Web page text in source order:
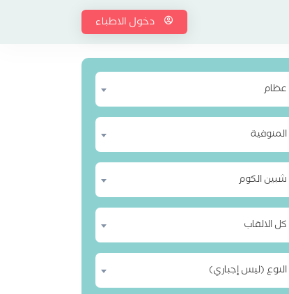
دخول الاطباء
عظام
المنوفية
شبين الكوم
كل الالقاب
النوع (ليس إجباري)